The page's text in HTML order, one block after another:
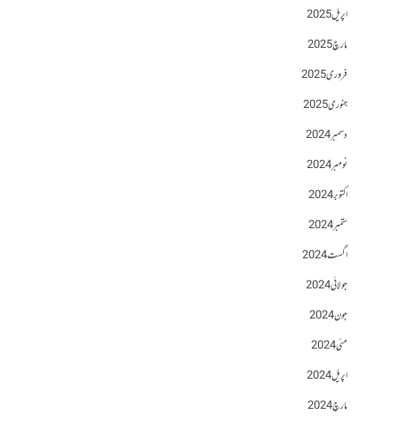
اپریل 2025
مارچ 2025
فروری 2025
جنوری 2025
دسمبر 2024
نومبر 2024
اکتوبر 2024
ستمبر 2024
اگست 2024
جولائی 2024
جون 2024
مئی 2024
اپریل 2024
مارچ 2024